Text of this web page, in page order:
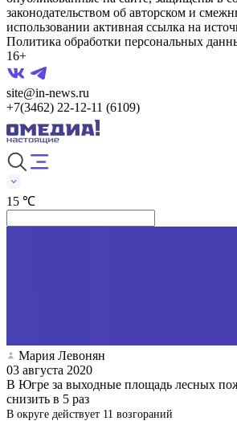
законодательством об авторском и
использовании активная ссылка на
Политика обработки персональных
16+
site@in-news.ru
+7(3462) 22-12-11 (6109)
15 ℃
Мария Левонян
03 августа 2020
В Югре за выходные площадь лесных
снизить в 5 раз
В округе действует 11 возгораний